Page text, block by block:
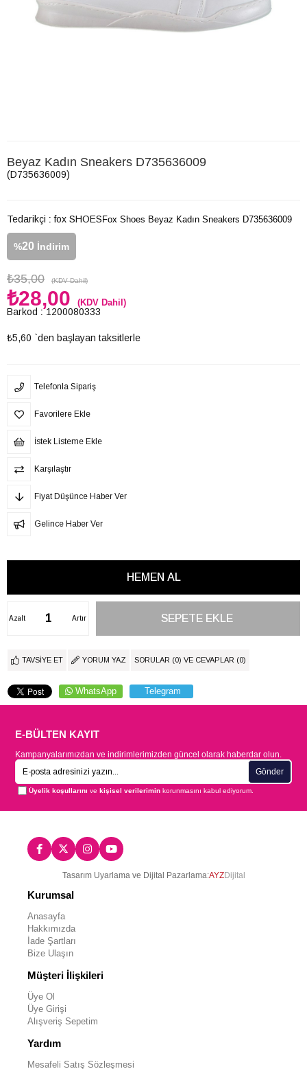
Beyaz Kadın Sneakers D735636009
(D735636009)
Tedarikçi : fox SHOES
%20 İndirim
₺35,00 (KDV Dahil)
₺28,00 (KDV Dahil)
Barkod : 1200080333
₺5,60 `den başlayan taksitlerle
Fox Shoes Beyaz Kadın Sneakers D735636009
Telefonla Sipariş
Favorilere Ekle
İstek Listeme Ekle
Karşılaştır
Fiyat Düşünce Haber Ver
Gelince Haber Ver
Artır
Azalt
TAVSIYE ET YORUM YAZ SORULAR (0) VE CEVAPLAR (0)
WhatsApp Telegram
E-BÜLTEN KAYIT
Kampanyalarımızdan ve indirimlerimizden güncel olarak haberdar olun.
Gönder
Üyelik koşullarını vekişisel verilerimin korunmasını kabul ediyorum.
Tasarım Uyarlama ve Dijital Pazarlama:AYZDijital
Kurumsal
Anasayfa
Hakkımızda
İade Şartları
Bize Ulaşın
Müşteri İlişkileri
Üye Ol
Üye Girişi
Alışveriş Sepetim
Yardım
Mesafeli Satış Sözleşmesi